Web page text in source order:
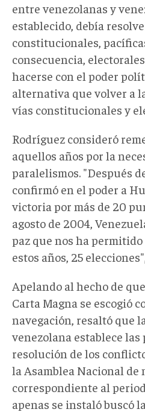
entre venezolanas y
establecido, debía
constitucionales,
consecuencia,
hacerse con el poder
alternativa que volver a
vías constitucionales y
Rodríguez consideró
aquellos años por la
paralelismos. "Después
confirmó en el poder a
victoria por más de 20
agosto de 2004,
paz que nos ha
estos años, 25
Apelando al hecho de
Carta Magna se escogió
navegación, resaltó que
venezolana establece las
resolución de los
la Asamblea Nacional de
correspondiente al
apenas se instaló buscó